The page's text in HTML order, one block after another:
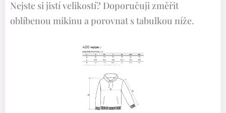
Nejste si jistí velikostí? Doporučuji změřit
oblíbenou mikinu a porovnat s tabulkou níže.